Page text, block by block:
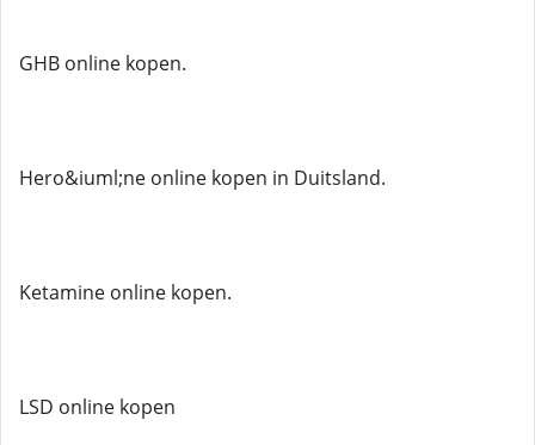
GHB online kopen.
Hero&iuml;ne online kopen in Duitsland.
Ketamine online kopen.
LSD online kopen